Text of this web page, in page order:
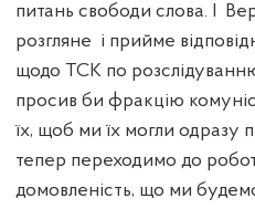
питань свободи слова. І
розгляне і прийме
щодо ТСК по розслідуванню
просив би фракцію
їх, щоб ми їх могли одразу
тепер переходимо до
домовленість, що ми